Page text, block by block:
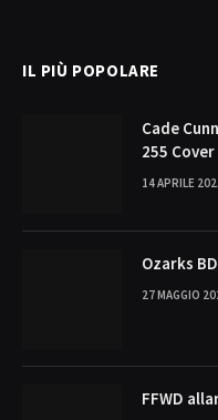
IL PIÙ POPOLARE
Cade
255
14 APRILE
Ozarks
27 MAGGIO
FFWD